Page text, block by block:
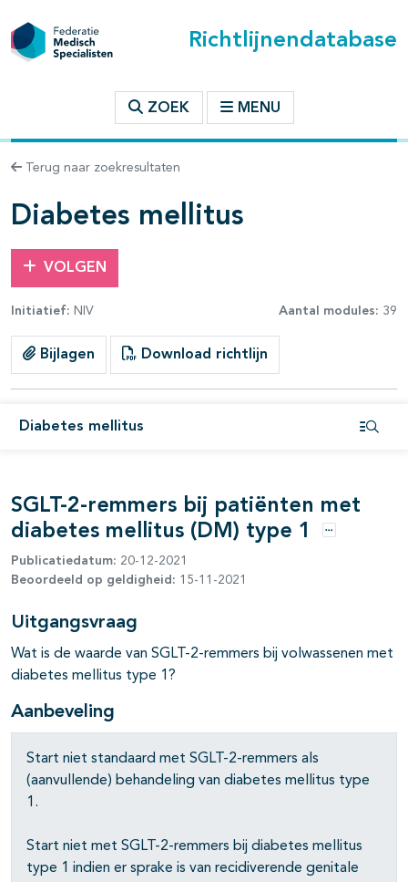
Richtlijnendatabase
ZOEK MENU
Terug naar zoekresultaten
Diabetes mellitus
VOLGEN
Initiatief: NIV Aantal modules: 39
Bijlagen Download richtlijn
Diabetes mellitus
binnen deze richtlijn
open- en dichtklappen
open- en dichtklappen
SGLT-2-remmers bij patiënten met
diabetes mellitus (DM) type 1
Opties
Publicatiedatum: 20-12-2021
Beoordeeld op geldigheid: 15-11-2021
Uitgangsvraag
Wat is de waarde van SGLT-2-remmers bij volwassenen met
diabetes mellitus type 1?
Aanbeveling
Start niet standaard met SGLT-2-remmers als
(aanvullende) behandeling van diabetes mellitus type
1.
Start niet met SGLT-2-remmers bij diabetes mellitus
type 1 indien er sprake is van recidiverende genitale